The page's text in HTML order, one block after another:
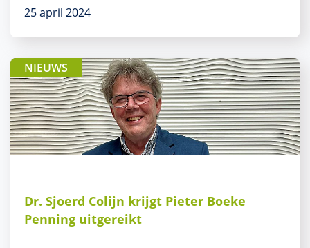
25 april 2024
NIEUWS
Dr. Sjoerd Colijn krijgt Pieter Boeke
Penning uitgereikt